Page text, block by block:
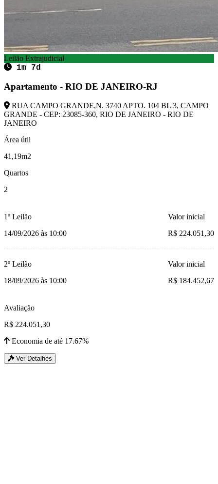
Leilão Extrajudicial
1m 7d
Apartamento - RIO DE JANEIRO-RJ
RUA CAMPO GRANDE,N. 3740 APTO. 104 BL 3, CAMPO
GRANDE - CEP: 23085-360, RIO DE JANEIRO - RIO DE
JANEIRO
Área útil
41,19m2
Quartos
2
1º Leilão
14/09/2026 às 10:00
Valor inicial
R$ 224.051,30
2º Leilão
18/09/2026 às 10:00
Valor inicial
R$ 184.452,67
Avaliação
R$ 224.051,30
Economia de até 17.67%
Ver Detalhes